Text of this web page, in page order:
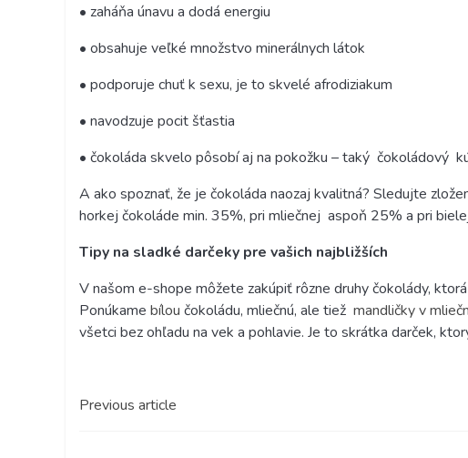
• zaháňa únavu a dodá energiu
• obsahuje veľké množstvo minerálnych látok
• podporuje chuť k sexu, je to skvelé afrodiziakum
• navodzuje pocit šťastia
• čokoláda skvelo pôsobí aj na pokožku – taký čokoládový
A ako spoznať, že je čokoláda naozaj kvalitná? Sledujte
horkej čokoláde min. 35%, pri mliečnej aspoň 25% a pri
Tipy na sladké darčeky pre vašich najbližších
V našom e-shope môžete zakúpiť rôzne druhy čokolády,
Ponúkame bílou čokoládu, mliečnú, ale tiež mandličky v
všetci bez ohľadu na vek a pohlavie. Je to skrátka darček,
Previous article